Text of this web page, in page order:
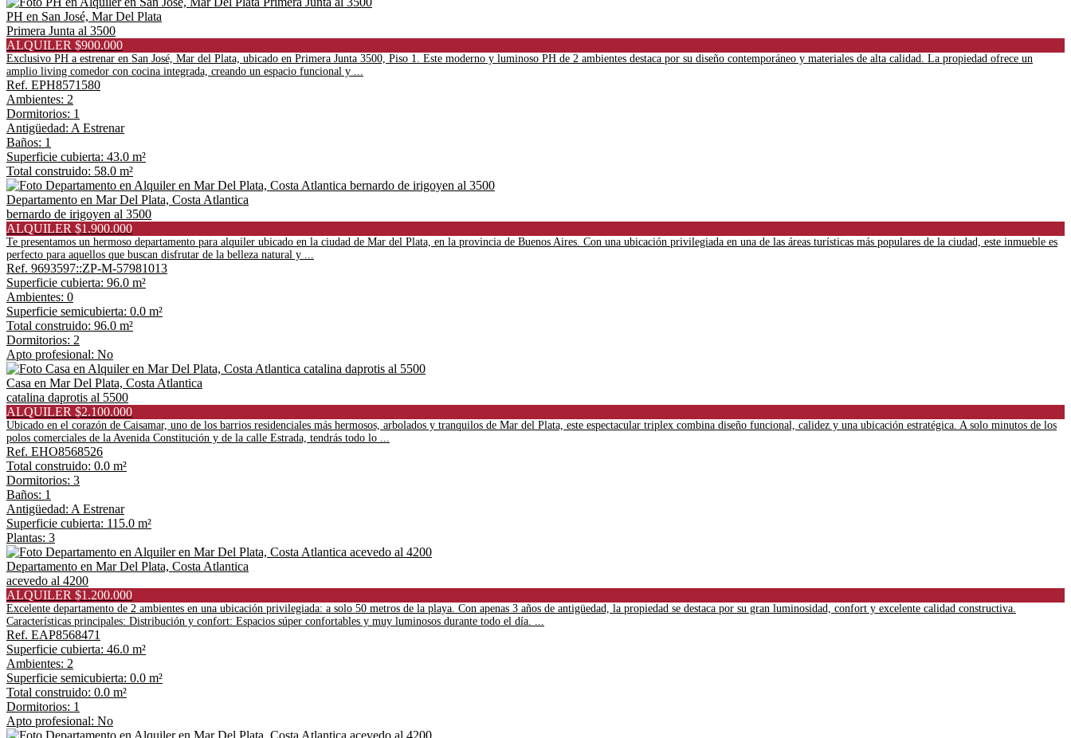
PH en San José, Mar Del Plata
Primera Junta al 3500
ALQUILER $900.000
Exclusivo PH a estrenar en San José, Mar del Plata, ubicado en Primera Junta 3500, Piso 1. Este moderno y luminoso PH de 2 ambientes destaca por su diseño contemporáneo y materiales de alta calidad. La propiedad ofrece un
amplio living comedor con cocina integrada, creando un espacio funcional y ...
Ref. EPH8571580
Ambientes: 2
Dormitorios: 1
Antigüedad: A Estrenar
Baños: 1
Superficie cubierta: 43.0 m²
Total construido: 58.0 m²
Departamento en Mar Del Plata, Costa Atlantica
bernardo de irigoyen al 3500
ALQUILER $1.900.000
Te presentamos un hermoso departamento para alquiler ubicado en la ciudad de Mar del Plata, en la provincia de Buenos Aires. Con una ubicación privilegiada en una de las áreas turísticas más populares de la ciudad, este inmueble es
perfecto para aquellos que buscan disfrutar de la belleza natural y ...
Ref. 9693597::ZP-M-57981013
Superficie cubierta: 96.0 m²
Ambientes: 0
Superficie semicubierta: 0.0 m²
Total construido: 96.0 m²
Dormitorios: 2
Apto profesional: No
Casa en Mar Del Plata, Costa Atlantica
catalina daprotis al 5500
ALQUILER $2.100.000
Ubicado en el corazón de Caisamar, uno de los barrios residenciales más hermosos, arbolados y tranquilos de Mar del Plata, este espectacular triplex combina diseño funcional, calidez y una ubicación estratégica. A solo minutos de los
polos comerciales de la Avenida Constitución y de la calle Estrada, tendrás todo lo ...
Ref. EHO8568526
Total construido: 0.0 m²
Dormitorios: 3
Baños: 1
Antigüedad: A Estrenar
Superficie cubierta: 115.0 m²
Plantas: 3
Departamento en Mar Del Plata, Costa Atlantica
acevedo al 4200
ALQUILER $1.200.000
Excelente departamento de 2 ambientes en una ubicación privilegiada: a solo 50 metros de la playa. Con apenas 3 años de antigüedad, la propiedad se destaca por su gran luminosidad, confort y excelente calidad constructiva.
Características principales: Distribución y confort: Espacios súper confortables y muy luminosos durante todo el día. ...
Ref. EAP8568471
Superficie cubierta: 46.0 m²
Ambientes: 2
Superficie semicubierta: 0.0 m²
Total construido: 0.0 m²
Dormitorios: 1
Apto profesional: No